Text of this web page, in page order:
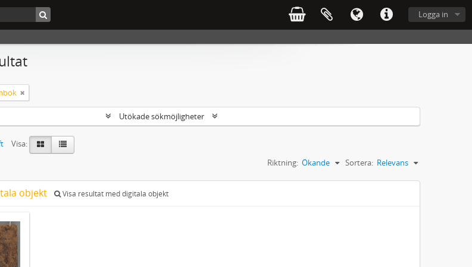
Logga in
Utökade sökmöjligheter
Visa:
Sortera: Relevans
Riktning: Ökande
objekt Visa resultat med digitala objekt